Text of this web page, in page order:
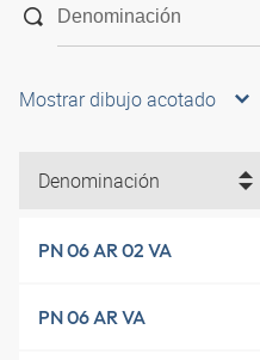
Mostrar dibujo acotado
Denominación
PN 06 AR 02 VA
PN 06 AR VA